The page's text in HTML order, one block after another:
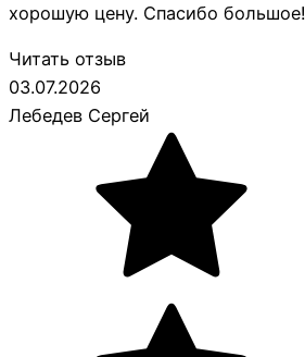
хорошую цену. Спасибо большое!
Читать отзыв
03.07.2026
Лебедев Сергей